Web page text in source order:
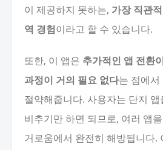
이 제공하지 못하는, 가장 직관
역 경험이라고 할 수 있습니다.
또한, 이 앱은 추가적인 앱 전환
과정이 거의 필요 없다는 점에서
절약해줍니다. 사용자는 단지
비추기만 하면 되므로, 여러 앱
거로움에서 완전히 해방됩니다.